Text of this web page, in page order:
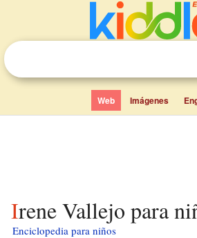
Web Imágenes
Irene Vallejo para
Enciclopedia para niños